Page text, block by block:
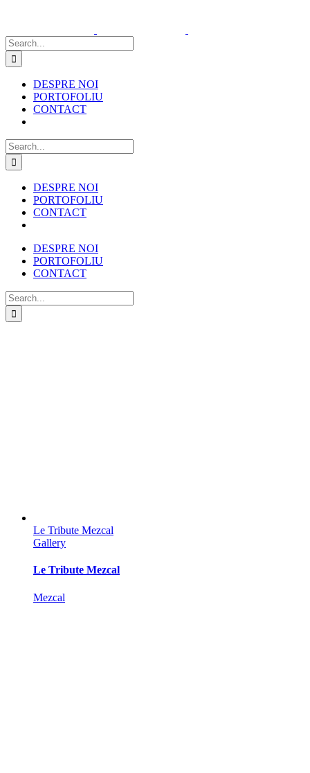
content
Search
for:
DESPRE NOI
PORTOFOLIU
CONTACT
Search
for:
DESPRE NOI
PORTOFOLIU
CONTACT
DESPRE NOI
PORTOFOLIU
CONTACT
Search
for:
Le Tribute Mezcal
Gallery
Le Tribute Mezcal
Mezcal